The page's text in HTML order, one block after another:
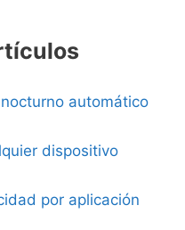
automático
dispositivo
por aplicación